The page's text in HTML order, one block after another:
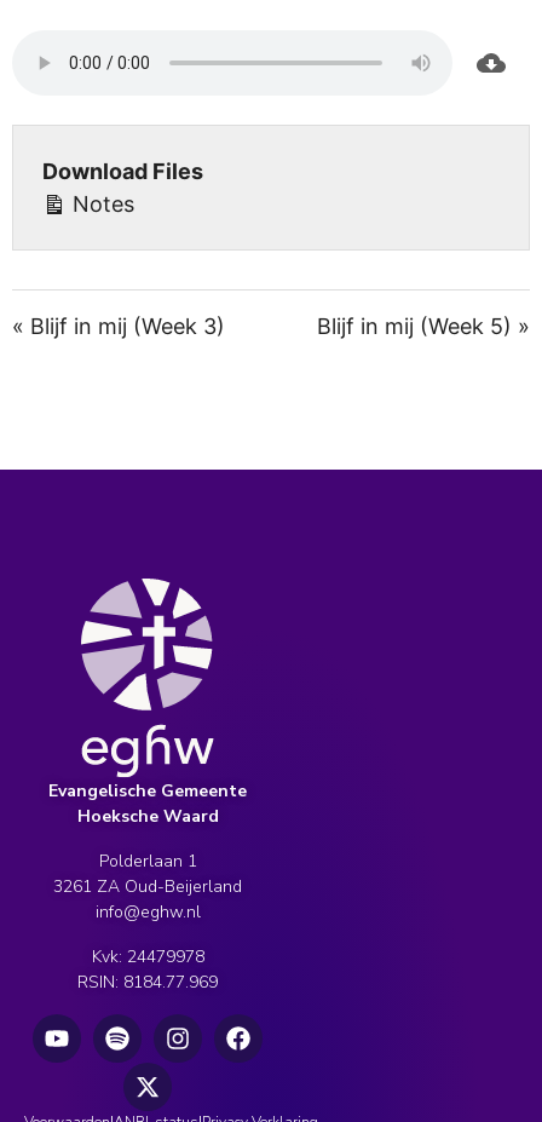
Download Files
Notes
« Blijf in mij (Week 3) Blijf in mij (Week 5) »
Evangelische Gemeente
Hoeksche Waard
Polderlaan 1
3261 ZA Oud-Beijerland
info@eghw.nl
Kvk: 24479978
RSIN: 8184.77.969